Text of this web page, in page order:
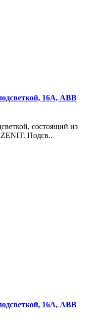
16А, ABB
состоящий из
Подсв..
16А, АВВ